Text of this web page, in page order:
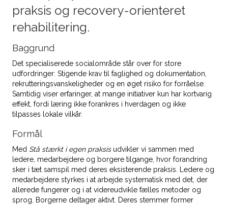
praksis og recovery-orienteret
rehabilitering.
Baggrund
Det specialiserede socialområde står over for store
udfordringer: Stigende krav til faglighed og dokumentation,
rekrutterings­vanskeligheder og en øget risiko for forråelse.
Samtidig viser erfaringer, at mange initiativer kun har kortvarig
effekt, fordi læring ikke forankres i hverdagen og ikke
tilpasses lokale vilkår.
Formål
Med Stå stærkt i egen praksisudvikler vi sammen med
ledere, medarbejdere og borgere tilgange, hvor forandring
sker i tæt samspil med deres eksisterende praksis. Ledere og
medarbejdere styrkes i at arbejde systematisk med det, der
allerede fungerer og i at videreudvikle fælles metoder og
sprog. Borgerne deltager aktivt. Deres stemmer former